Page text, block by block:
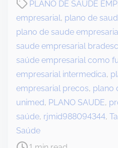
PLANO DE SAÚDE
empresarial, plano de
plano de saude
saude empresarial
saúde empresarial como
empresarial intermedica,
empresarial precos, plano
unimed, PLANO SAUDE,
saúde, rjmid988094344,
Saúde
o
s
t
r
e
a
d
t
i
m